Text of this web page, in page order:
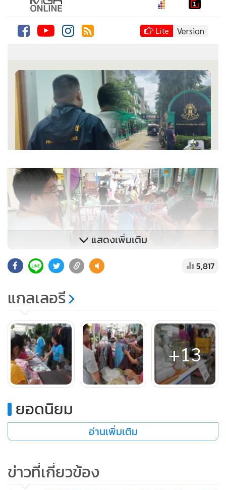
แสดงเพิ่มเติม
5,817
แกลเลอรี
+13
ยอดนิยม
อ่านเพิ่มเติม
ข่าวที่เกี่ยวข้อง